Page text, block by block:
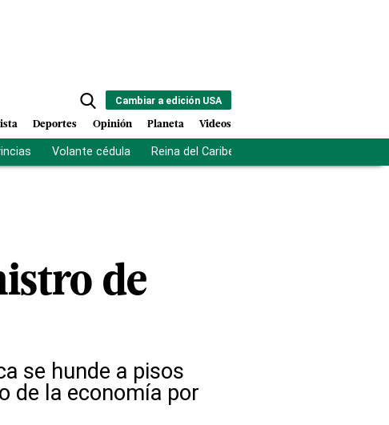
Cambiar a edición USA
Deportes Opinión Planeta Videos
Volante cédula Reina del Caribe
de
se hunde a pisos
de la economía por